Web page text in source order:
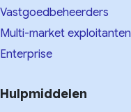
Vastgoedbeheerders
Multi-market exploitanten
Enterprise
Hulpmiddelen